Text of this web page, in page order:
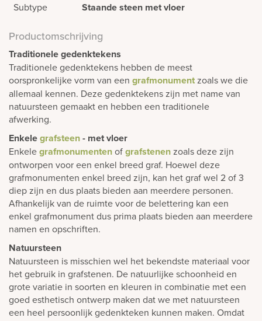
Subtype Staande steen met vloer
Productomschrijving
Traditionele gedenktekens
Traditionele gedenktekens hebben de meest
oorspronkelijke vorm van een grafmonumentzoals we die
allemaal kennen. Deze gedenktekens zijn met name van
natuursteen gemaakt en hebben een traditionele
afwerking.
Enkelegrafsteen- met vloer
Enkelegrafmonumentenofgrafstenenzoals deze zijn
ontworpen voor een enkel breed graf. Hoewel deze
grafmonumenten enkel breed zijn, kan het graf wel 2 of 3
diep zijn en dus plaats bieden aan meerdere personen.
Afhankelijk van de ruimte voor de belettering kan een
enkel grafmonument dus prima plaats bieden aan meerdere
namen en opschriften.
Natuursteen
Natuursteen is misschien wel het bekendste materiaal voor
het gebruik in grafstenen. De natuurlijke schoonheid en
grote variatie in soorten en kleuren in combinatie met een
goed esthetisch ontwerp maken dat we met natuursteen
een heel persoonlijk gedenkteken kunnen maken. Omdat